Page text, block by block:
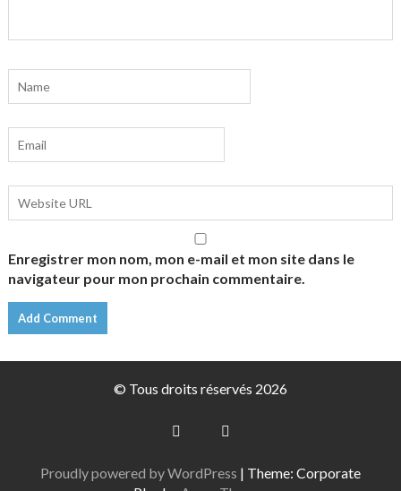
Enregistrer mon nom, mon e-mail et mon site dans le
navigateur pour mon prochain commentaire.
© Tous droits réservés 2026
Proudly powered by WordPress | Theme: Corporate